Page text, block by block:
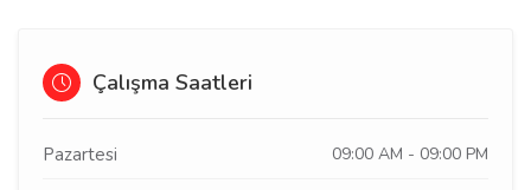
Çalışma Saatleri
Pazartesi 09:00 AM - 09:00 PM